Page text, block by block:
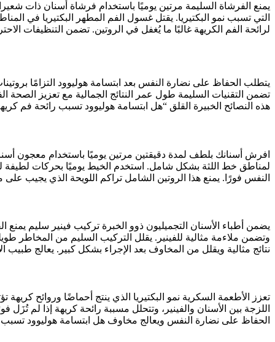
يمنع الفرشاة السليمة مرتين يوميًا باستخدام فرشاة أسنان ذات
التي تسبب نمو البكتيريا. يقتل غسول الفم المطهر البكتيريا في
لرائحة الفم الكريهة غالبًا ما يُغفل في الروتين. تضمن التنظيفات
يتطلب الحفاظ على نضارة النفس بعد ابتسامة هوليوود التزامًا
تضمن التقنيات السليمة طول عمر النتائج الجمالية مع تعزيز الصحة
هذه النصائح الخبيرة القلق “هل ابتسامة هوليوود تسبب رائحة فم
افرش أسنانك بلطف لمدة دقيقتين مرتين يوميًا باستخدام معجون
لمناطق خط اللثة بشكل شامل. استخدم الخيط يوميًا بحركات لطيفة
النفس فورًا. يمنع هذا الروتين الشامل تراكم اللويحة الذي يجيب
يضمن أطباء الأسنان التجميليون ذوو الخبرة تركيب فينير سليم يمنع
وتضمن ملاءمة مثالية للفينير. يقلل التركيب السليم من المخاطر
نتائج مثالية ويقلل من المخاوف بعد الإجراء بشكل كبير. يعالج
تعزز الأطعمة السكرية نمو البكتيريا الذي ينتج أحماضًا وروائح
اللزجة بين الأسنان والفينير، وتتحلل مسببة رائحة كريهة إذا لم
الحفاظ على نضارة النفس ويعالج مخاوف هل ابتسامة هوليوود